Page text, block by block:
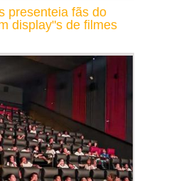
presenteia fãs do
display"s de filmes